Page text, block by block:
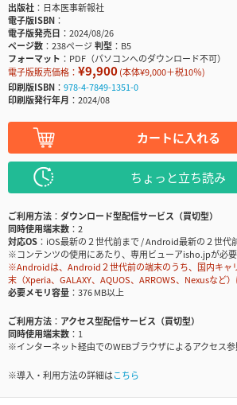
出版社
日本医事新報社
電子版ISBN
電子版発売日
2024/08/26
ページ数
238ページ判型
B5
フォーマット
PDF（パソコンへのダウンロード不可）
電子版販売価格： ¥9,900(本体¥9,000＋税10％)
印刷版ISBN
978-4-7849-1351-0
印刷版発行年月
2024/08
カートに入れる
ちょっと立ち読み
ご利用方法
ダウンロード型配信サービス（買切型）
同時使用端末数
2
対応OS
iOS最新の２世代前まで / Android最新の２世代
※コンテンツの使用にあたり、専用ビューアisho.jpが必要
※Androidは、Android２世代前の端末のうち、国内キャ
末（Xperia、GALAXY、AQUOS、ARROWS、Nexusなど
必要メモリ容量
376 MB以上
ご利用方法
アクセス型配信サービス（買切型）
同時使用端末数
1
※インターネット経由でのWEBブラウザによるアクセス参
※導入・利用方法の詳細はこちら